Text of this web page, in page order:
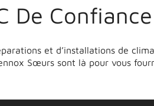
De
et d’installations de
Sœurs sont là pour vous